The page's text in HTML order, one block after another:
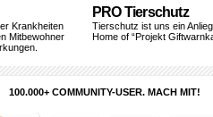
Krankheiten
Mitbewohner
PRO Tierschutz
Tierschutz ist uns ein
Home of “Projekt
100.000+ COMMUNITY-USER. MACH MIT!